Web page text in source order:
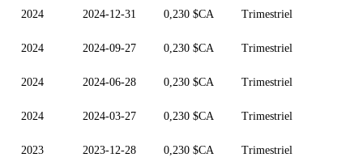
2024 2024-12-31 0,230 $CA Trimestriel
2024 2024-09-27 0,230 $CA Trimestriel
2024 2024-06-28 0,230 $CA Trimestriel
2024 2024-03-27 0,230 $CA Trimestriel
2023 2023-12-28 0,230 $CA Trimestriel